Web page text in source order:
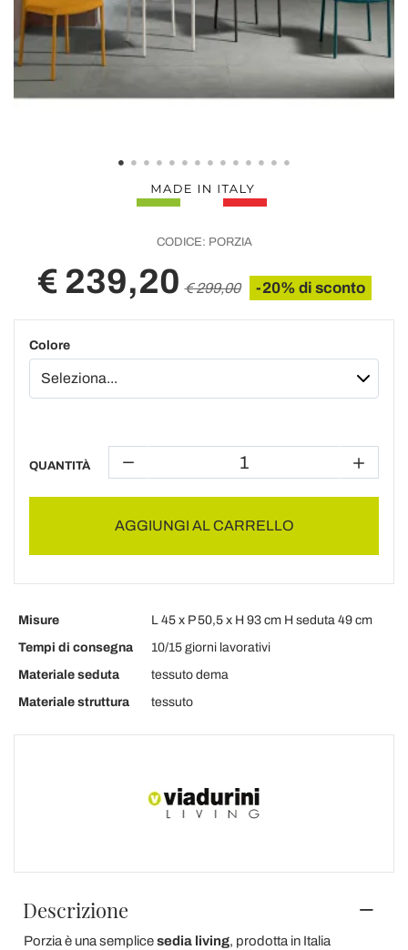
CODICE: PORZIA
€ 239,20 € 299,00 -20% di sconto
Colore
QUANTITÀ
AGGIUNGI AL CARRELLO
Misure
L 45 x P 50,5 x H 93 cm H seduta 49 cm
Tempi di consegna
10/15 giorni lavorativi
Materiale seduta
tessuto dema
Materiale struttura
tessuto
Descrizione
Porzia è una semplicesedia living, prodotta in Italia